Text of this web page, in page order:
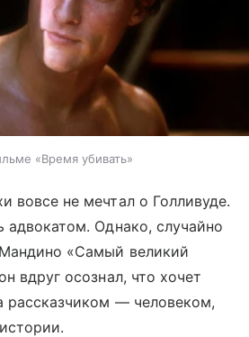
«Время убивать»
вовсе не мечтал о Голливуде.
адвокатом. Однако, случайно
«Самый великий
вдруг осознал, что хочет
рассказчиком — человеком,